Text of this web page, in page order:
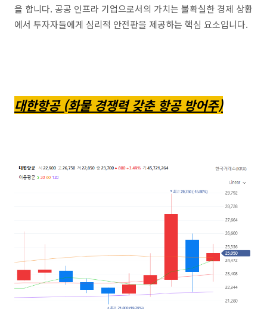
을 합니다. 공공 인프라 기업으로서의 가치는 불확실한 경제 상황
에서 투자자들에게 심리적 안전판을 제공하는 핵심 요소입니다.
대한항공 (화물 경쟁력 갖춘 항공 방어주)